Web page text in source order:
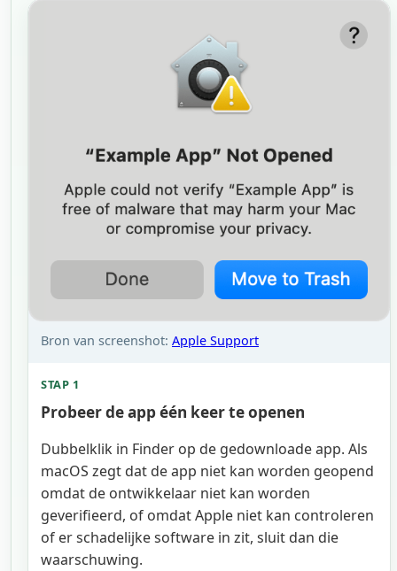
Bron van screenshot: Apple Support
STAP 1
Probeer de app één keer te openen
Dubbelklik in Finder op de gedownloade app. Als
macOS zegt dat de app niet kan worden geopend
omdat de ontwikkelaar niet kan worden
geverifieerd, of omdat Apple niet kan controleren
of er schadelijke software in zit, sluit dan die
waarschuwing.